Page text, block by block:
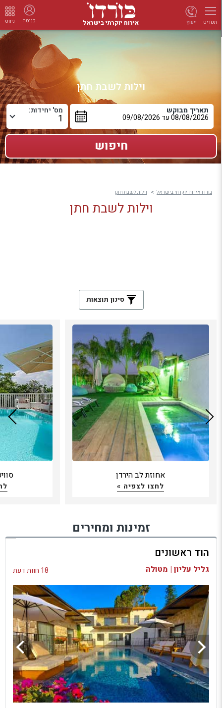
תפריט אירוח יוקרתי בישראל כניסה ניווט ייעוץ
וילות לשבת חתן
תאריך מבוקש מס' יחידות:
בורדו אירוח יוקרתי בישראל וילות לשבת חתן
וילות לשבת חתן
סינון תוצאות
אחוזת לב הירדן
לחצו לצפיה »
זמינות ומחירים
הוד ראשונים
גליל עליון | מטולה 18 חוות דעת